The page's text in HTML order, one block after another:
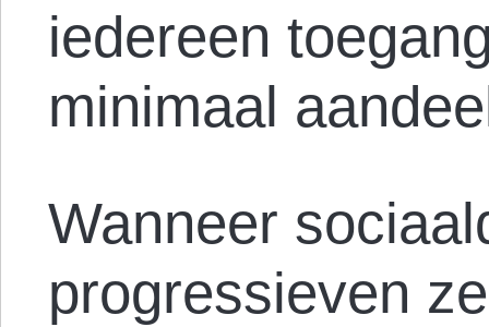
iedereen
minimaal
Wanneer
progressieven